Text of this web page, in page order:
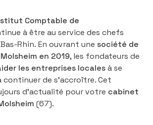
Comptable de
à être au service des chefs
Rhin. En ouvrant une société de
en 2019, les fondateurs de
les entreprises localesà se
de s’accroître. Cet
d’actualité pour votre cabinet
(67).